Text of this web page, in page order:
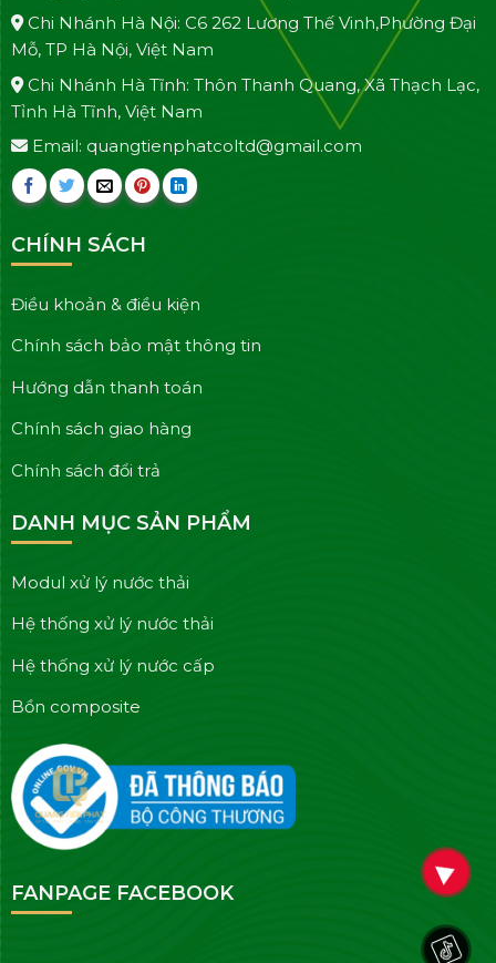
Chi Nhánh Hà Nội: C6 262 Lương Thế Vinh,Phường Đại
Mỗ, TP Hà Nội, Việt Nam
Chi Nhánh Hà Tĩnh: Thôn Thanh Quang, Xã Thạch Lạc,
Tỉnh Hà Tĩnh, Việt Nam
Email: quangtienphatcoltd@gmail.com
CHÍNH SÁCH
Điều khoản & điều kiện
Chính sách bảo mật thông tin
Hướng dẫn thanh toán
Chính sách giao hàng
Chính sách đổi trả
DANH MỤC SẢN PHẨM
Modul xử lý nước thải
Hệ thống xử lý nước thải
Hệ thống xử lý nước cấp
Bồn composite
FANPAGE FACEBOOK